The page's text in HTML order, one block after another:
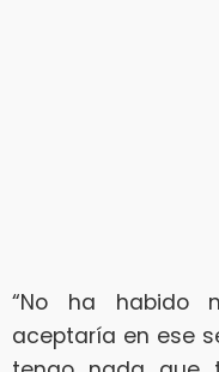
“No ha habido
aceptaría en ese